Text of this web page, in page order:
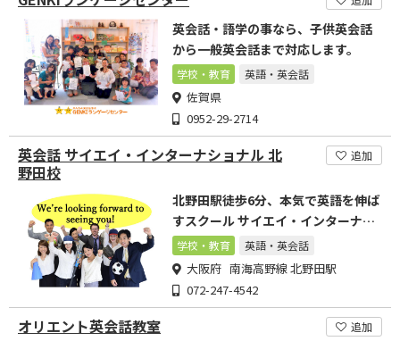
英会話・語学の事なら、子供英会話
から一般英会話まで対応します。
学校・教育 英語・英会話
佐賀県
0952-29-2714
英会話 サイエイ・インターナショナル 北
野田校
追加
北野田駅徒歩6分、本気で英語を伸ば
すスクール サイエイ・インターナシ
ョナル
学校・教育 英語・英会話
大阪府 南海高野線 北野田駅
072-247-4542
オリエント英会話教室 追加